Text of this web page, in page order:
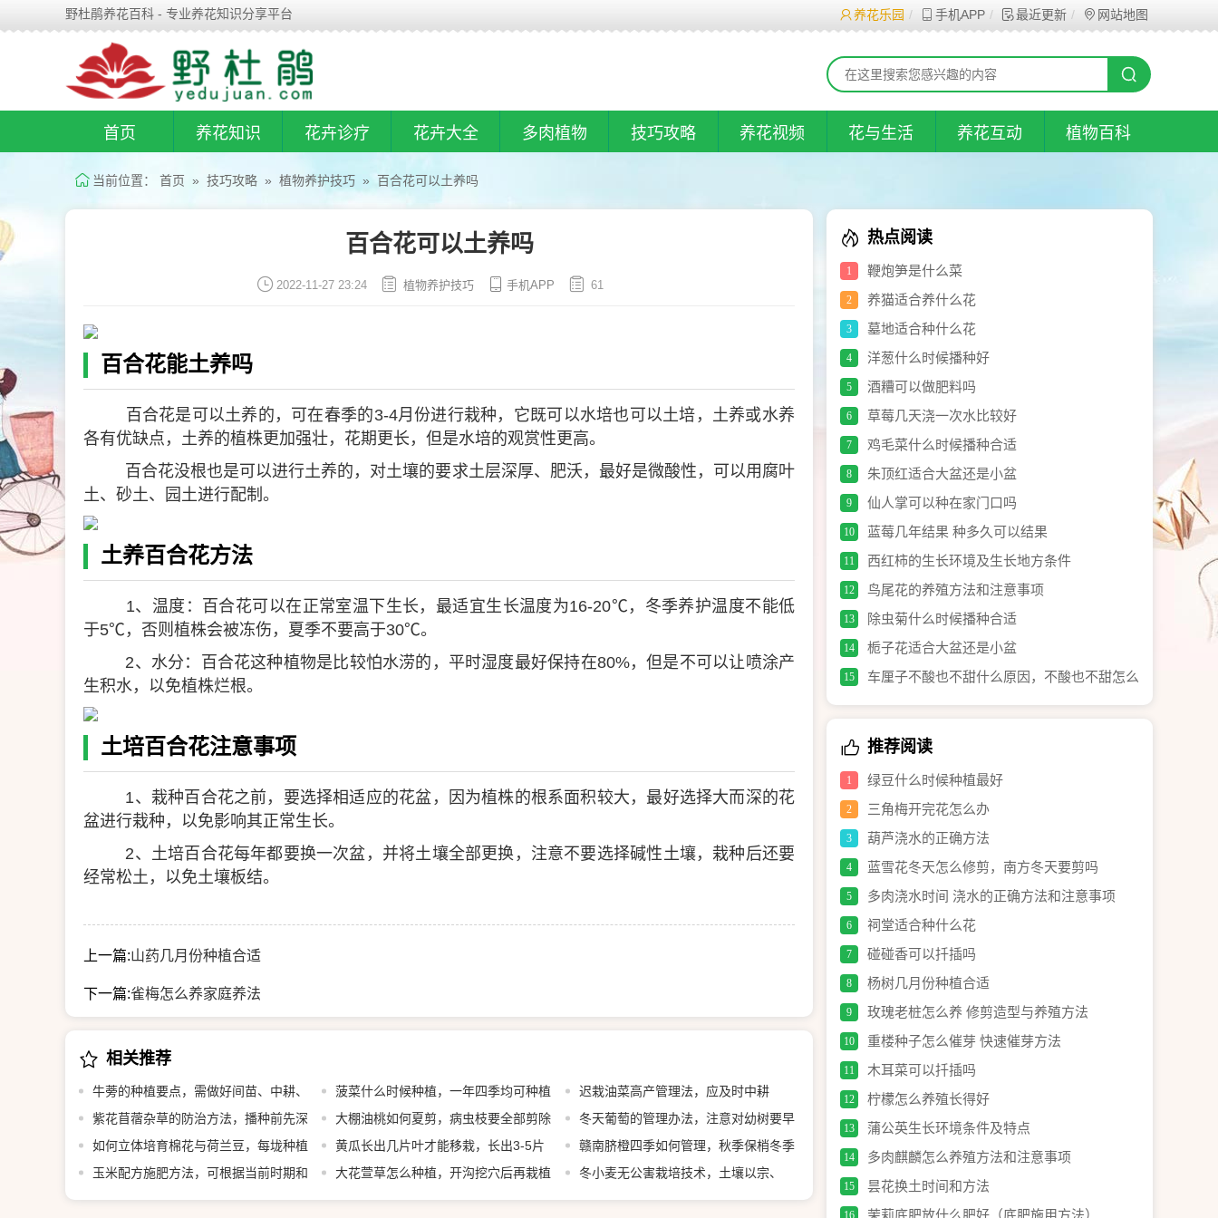
野杜鹃养花百科 - 专业养花知识分享平台 养花乐园 手机APP 最近更新 网站地图
首页 养花知识 花卉诊疗 花卉大全 多肉植物 技巧攻略 养花视频 花与生活 养花互动 植物百科
当前位置： 首页 » 技巧攻略 » 植物养护技巧 » 百合花可以土养吗
百合花可以土养吗
2022-11-27 23:24 植物养护技巧 手机APP 61
百合花能土养吗
百合花是可以土养的，可在春季的3-4月份进行栽种，它既可以水培也可以土培，土养或水养
各有优缺点，土养的植株更加强壮，花期更长，但是水培的观赏性更高。
百合花没根也是可以进行土养的，对土壤的要求土层深厚、肥沃，最好是微酸性，可以用腐叶
土、砂土、园土进行配制。
土养百合花方法
1、温度：百合花可以在正常室温下生长，最适宜生长温度为16-20℃，冬季养护温度不能低
于5℃，否则植株会被冻伤，夏季不要高于30℃。
2、水分：百合花这种植物是比较怕水涝的，平时湿度最好保持在80%，但是不可以让喷涂产
生积水，以免植株烂根。
土培百合花注意事项
1、栽种百合花之前，要选择相适应的花盆，因为植株的根系面积较大，最好选择大而深的花
盆进行栽种，以免影响其正常生长。
2、土培百合花每年都要换一次盆，并将土壤全部更换，注意不要选择碱性土壤，栽种后还要
经常松土，以免土壤板结。
上一篇:山药几月份种植合适
下一篇:雀梅怎么养家庭养法
相关推荐
牛蒡的种植要点，需做好间苗、中耕、
追肥等工作
菠菜什么时候种植，一年四季均可种植
迟栽油菜高产管理法，应及时中耕
紫花苜蓿杂草的防治方法，播种前先深
翻整地
大棚油桃如何夏剪，病虫枝要全部剪除
冬天葡萄的管理办法，注意对幼树要早
埋防寒土
如何立体培育棉花与荷兰豆，每垅种植
2行棉花、在棉花内侧各种1行荷兰豆
黄瓜长出几片叶才能移栽，长出3-5片
叶即可移栽定植
赣南脐橙四季如何管理，秋季保梢冬季
保叶
玉米配方施肥方法，可根据当前时期和
亩产量决定施肥量
大花萱草怎么种植，开沟挖穴后再栽植
覆土
冬小麦无公害栽培技术，土壤以宗、
褐、潮土为主
热点阅读
1 鞭炮笋是什么菜
2 养猫适合养什么花
3 墓地适合种什么花
4 洋葱什么时候播种好
5 酒糟可以做肥料吗
6 草莓几天浇一次水比较好
7 鸡毛菜什么时候播种合适
8 朱顶红适合大盆还是小盆
9 仙人掌可以种在家门口吗
10 蓝莓几年结果 种多久可以结果
11 西红柿的生长环境及生长地方条件
12 鸟尾花的养殖方法和注意事项
13 除虫菊什么时候播种合适
14 栀子花适合大盆还是小盆
15
车厘子不酸也不甜什么原因，不酸也不甜怎么
办
推荐阅读
1 绿豆什么时候种植最好
2 三角梅开完花怎么办
3 葫芦浇水的正确方法
4 蓝雪花冬天怎么修剪，南方冬天要剪吗
5 多肉浇水时间 浇水的正确方法和注意事项
6 祠堂适合种什么花
7 碰碰香可以扦插吗
8 杨树几月份种植合适
9 玫瑰老桩怎么养 修剪造型与养殖方法
10 重楼种子怎么催芽 快速催芽方法
11 木耳菜可以扦插吗
12 柠檬怎么养殖长得好
13 蒲公英生长环境条件及特点
14 多肉麒麟怎么养殖方法和注意事项
15 昙花换土时间和方法
16 茉莉底肥放什么肥好（底肥施用方法）